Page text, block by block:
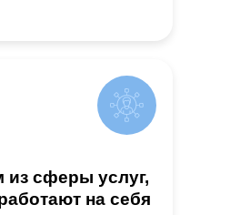
из сферы услуг,
на себя